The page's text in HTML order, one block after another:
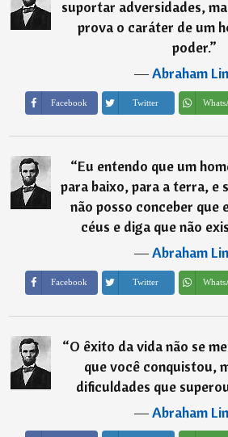
suportar adversidades,
prova o caráter de um
poder.”
―Abraham
Facebook Twitter
“Eu entendo que um
para baixo, para a terra, e
não posso conceber que
céus e diga que não
―Abraham
Facebook Twitter
“O êxito da vida não se
que você conquistou,
dificuldades que
―Abraham